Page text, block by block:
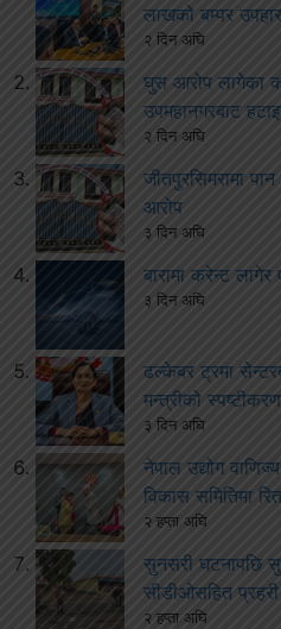
लाखको बम्पर उपहार
२ दिन अघि
घुस आरोप लागेका
उपमहानगरबाट
२ दिन अघि
जीतपुरसिमरामा
आरोप
३ दिन अघि
बारामा करेन्ट
३ दिन अघि
ढल्केबर ट्रमा
मन्त्रीको
३ दिन अघि
नेपाल उद्योग
विकास समितिमा
२ हप्ता अघि
सुनसरी घटनापछि
सीडीओसहित
२ हप्ता अघि